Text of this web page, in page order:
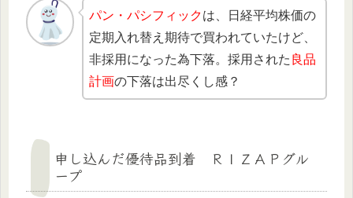
パン・パシフィックは、日経平均株価の
定期入れ替え期待で買われていたけど、
非採用になった為下落。採用された 良品
計画の下落は出尽くし感？
申し込んだ優待品到着 ＲＩＺＡＰグル
ープ